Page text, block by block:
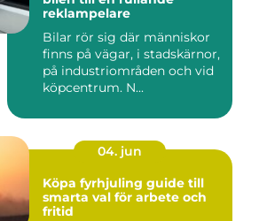
reklampelare
Bilar rör sig där människor
finns på vägar, i stadskärnor,
på industriområden och vid
köpcentrum. N...
04. jun
Köpa fyrhjuling guide till
smarta val för arbete och
fritid